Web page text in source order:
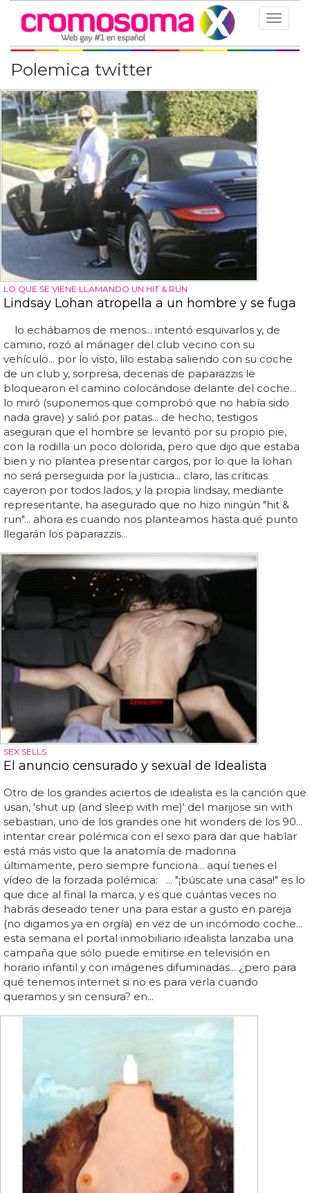
Toggle
Polemica twitter
LO QUE SE VIENE LLAMANDO UN HIT & RUN
Lindsay Lohan atropella a un hombre y se fuga
lo echábamos de menos... intentó esquivarlos y, de
camino, rozó al mánager del club vecino con su
vehículo... por lo visto, lilo estaba saliendo con su coche
de un club y, sorpresa, decenas de paparazzis le
bloquearon el camino colocándose delante del coche...
lo miró (suponemos que comprobó que no había sido
nada grave) y salió por patas... de hecho, testigos
aseguran que el hombre se levantó por su propio pie,
con la rodilla un poco dolorida, pero que dijo que estaba
bien y no plantea presentar cargos, por lo que la lohan
no será perseguida por la justicia... claro, las críticas
cayeron por todos lados, y la propia lindsay, mediante
representante, ha asegurado que no hizo ningún "hit &
run"... ahora es cuando nos planteamos hasta qué punto
llegarán los paparazzis...
SEX SELLS
El anuncio censurado y sexual de Idealista
Otro de los grandes aciertos de idealista es la canción que
usan, 'shut up (and sleep with me)' del marijose sin with
sebastian, uno de los grandes one hit wonders de los 90...
intentar crear polémica con el sexo para dar que hablar
está más visto que la anatomía de madonna
últimamente, pero siempre funciona... aquí tienes el
vídeo de la forzada polémica: ... "¡búscate una casa!" es lo
que dice al final la marca, y es que cuántas veces no
habrás deseado tener una para estar a gusto en pareja
(no digamos ya en orgía) en vez de un incómodo coche...
esta semana el portal inmobiliario idealista lanzaba una
campaña que sólo puede emitirse en televisión en
horario infantil y con imágenes difuminadas... ¿pero para
qué tenemos internet si no es para verla cuando
queramos y sin censura? en...